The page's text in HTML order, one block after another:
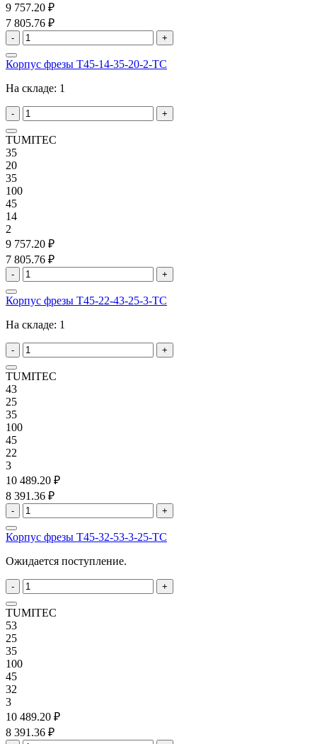
9 757.20 ₽
7 805.76 ₽
- +
Корпус фрезы T45-14-35-20-2-TC
На складе: 1
- +
TUMITEC
35
20
35
100
45
14
2
9 757.20 ₽
7 805.76 ₽
- +
Корпус фрезы T45-22-43-25-3-TC
На складе: 1
- +
TUMITEC
43
25
35
100
45
22
3
10 489.20 ₽
8 391.36 ₽
- +
Корпус фрезы T45-32-53-3-25-TC
Ожидается поступление.
- +
TUMITEC
53
25
35
100
45
32
3
10 489.20 ₽
8 391.36 ₽